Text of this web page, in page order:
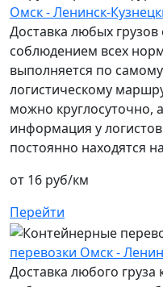
Омск - Ленинск-
Доставка любых грузов
соблюдением всех
выполняется по
логистическому
можно круглосуточно,
информация у
постоянно находятся
от 16 руб/км
Перейти
перевозки Омск -
Доставка любого груза